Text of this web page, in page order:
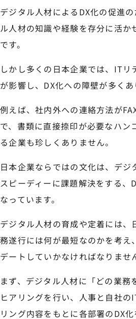
デジタル人材によるDX化の促進
ル人材の知識や経験を存分に活か
です。
しかし多くの日本企業では、ITリ
が影響し、DX化への障壁が多くあ
例えば、社内外への連絡方法が
で、書類に直接捺印が必要なハン
る企業も珍しくありません。
日本企業ならではの文化は、デジ
スピーディーに課題解決をする、
なっています。
デジタル人材の育成や定着には、
務遂行には何が最短なのかを考え
デートしていかなければなりませ
まず、デジタル人材に「どの業務
ヒアリングを行い、人事と自社
リング内容をもとに各部署のDX